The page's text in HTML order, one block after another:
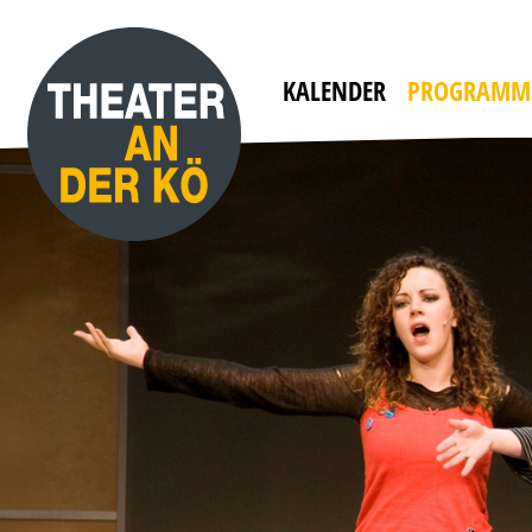
KALENDER PROGRAMM
mit WILLI THOMCZYK, DANA GOLOMBEK VON
HEINERSDORFF u. a.
Die Camper sind zurück!